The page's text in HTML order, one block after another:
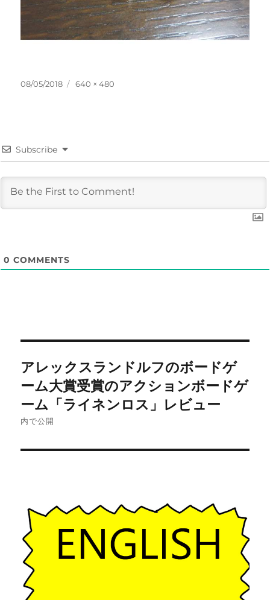
投
08/05/2018
フ
640 × 480
Subscribe
0 COMMENTS
稿
ナ
ビ
ゲ
シ
ョ
ン
アレックスランドルフのボードゲ
ーム大賞受賞のアクションボードゲ
ーム「ライネンロス」レビュー
内で公開